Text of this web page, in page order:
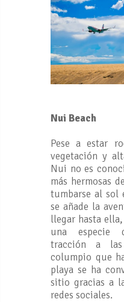
Nui Beach
Pese a estar
vegetación y
Nui no es
más hermosas
tumbarse al sol
se añade la
llegar hasta
una especie
tracción a
columpio que
playa se ha
sitio gracias a
redes sociales.